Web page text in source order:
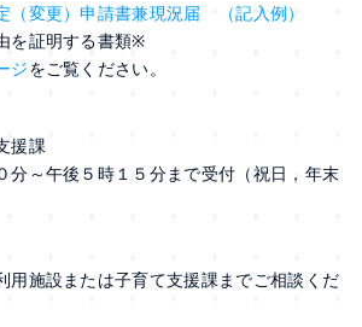
（変更）申請書兼現況届
（記入例）
を証明する書類※
ジをご覧ください。
援課
分～午後５時１５分まで受付（祝日，年末
用施設または子育て支援課までご相談くだ